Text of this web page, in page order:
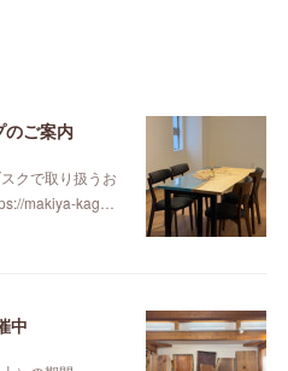
のご案内
クで取り扱うお
makiya-kag…
中